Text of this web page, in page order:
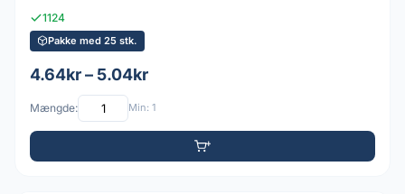
1124
Pakke med 25 stk.
4.64kr – 5.04kr
Mængde: Min: 1